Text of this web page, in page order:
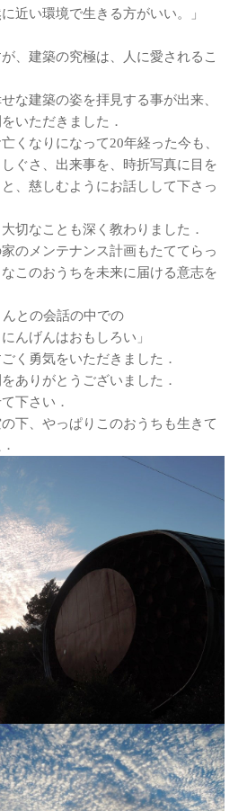
近い環境で生きる方がいい。」
、建築の究極は、人に愛されるこ
な建築の姿を拝見する事が出来、
いただきました．
くなりになって20年経った今も、
ぐさ、出来事を、時折写真に目を
、慈しむようにお話しして下さっ
切なことも深く教わりました．
のメンテナンス計画もたててらっ
このおうちを未来に届ける意志を
との会話の中での
んげんはおもしろい」
く勇気をいただきました．
ありがとうございました．
下さい．
下、やっぱりこのおうちも生きて